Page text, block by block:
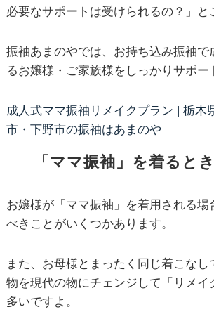
必要なサポートは受けられるの？」と
振袖あまのやでは、お持ち込み振袖で
るお嬢様・ご家族様をしっかりサポー
成人式ママ振袖リメイクプラン | 栃木
市・下野市の振袖はあまのや
「ママ振袖」を着ると
お嬢様が「ママ振袖」を着用される場
べきことがいくつかあります。
また、お母様とまったく同じ着こな
物を現代の物にチェンジして「リメイ
多いですよ。